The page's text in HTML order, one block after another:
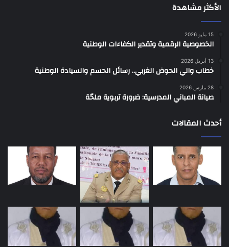
الأكثر مشاهدة
15 مايو 2026
الخصوصية الرقمية وتقدير الكفاءات الوطنية
13 أبريل 2026
خطاب والي الحوض الغربي.. رسائل الحسم والسيادة الوطنية
28 مارس 2026
صيانة المباني المدرسية: ضرورة تربوية ملحّة
أحدث المقالات